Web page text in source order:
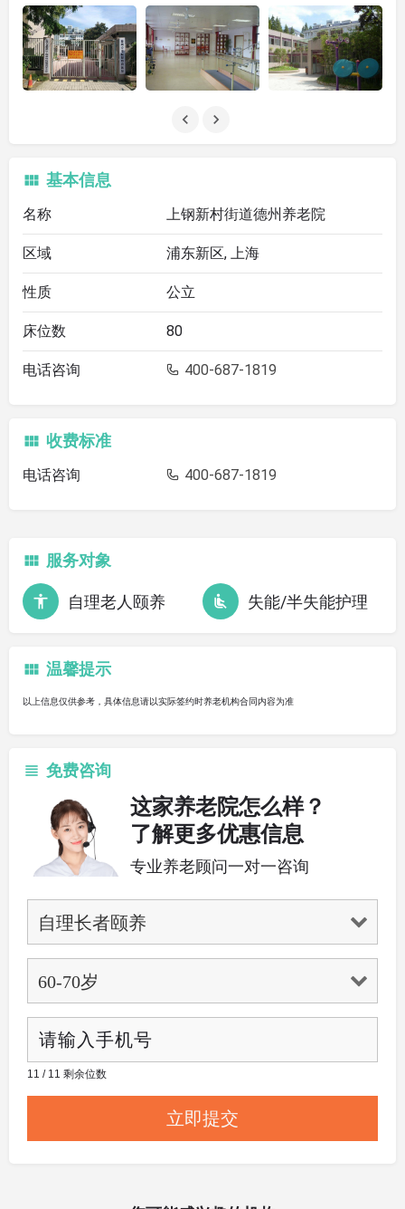
基本信息
名称 上钢新村街道德州养老院
区域 浦东新区, 上海
性质 公立
床位数 80
电话咨询 400-687-1819
收费标准
电话咨询 400-687-1819
服务对象
自理老人颐养 失能/半失能护理
温馨提示
以上信息仅供参考，具体信息请以实际签约时养老机构合同内容为准
免费咨询
这家养老院怎么样？
了解更多优惠信息
专业养老顾问一对一咨询
11 / 11 剩余位数